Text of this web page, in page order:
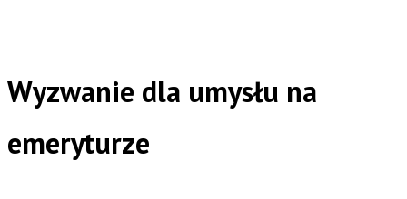
Wyzwanie dla umysłu na
emeryturze